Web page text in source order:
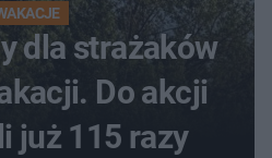
dla strażaków
Do akcji
już 115 razy